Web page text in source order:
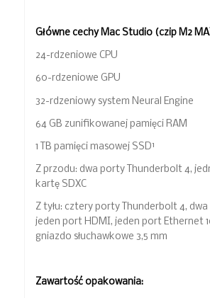
Główne cechy Mac Studio (czip M2
24-rdzeniowe CPU
60-rdzeniowe GPU
32-rdzeniowy system Neural Engine
64 GB zunifikowanej pamięci RAM
1 TB pamięci masowej SSD¹
Z przodu: dwa porty Thunderbolt 4,
kartę SDXC
Z tyłu: cztery porty Thunderbolt 4,
jeden port HDMI, jeden port Ethernet
gniazdo słuchawkowe 3,5 mm
Zawartość opakowania: